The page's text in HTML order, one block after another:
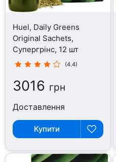
Huel, Daily Greens
Original Sachets,
Супергрінс, 12 шт
(4.4)
3016 грн
Доставлення
Купити